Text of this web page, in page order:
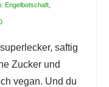
Engelbotschaft
saftig
Zucker und
vegan. Und du